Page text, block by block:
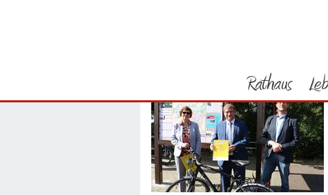
Rathaus
Vorheriges Bild